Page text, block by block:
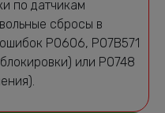
по датчикам
сбросы в
P0606, P07B571
или P0748